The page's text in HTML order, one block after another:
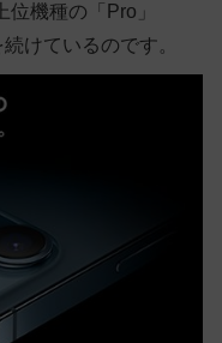
機種の「Pro」
けているのです。